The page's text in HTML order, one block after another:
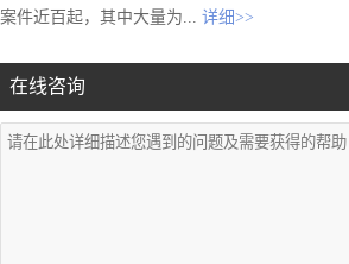
案件近百起，其中大量为... 详细>>
在线咨询